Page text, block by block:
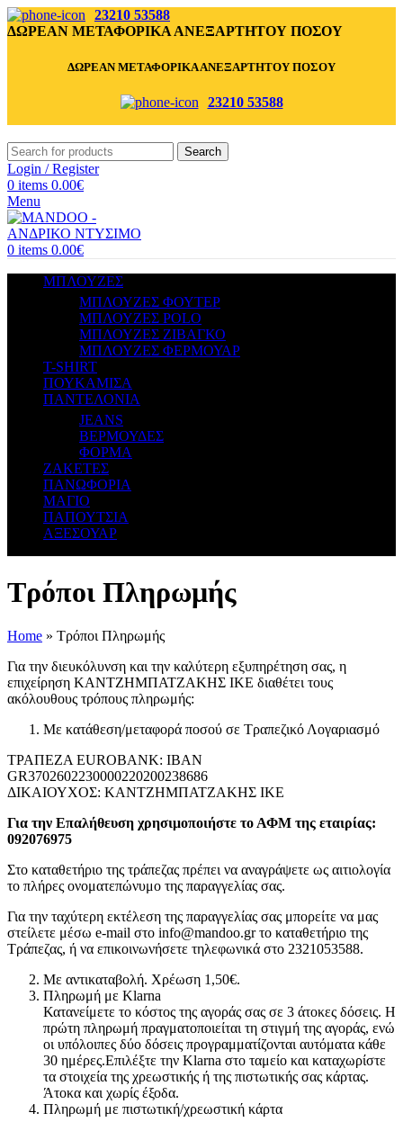
23210 53588
ΔΩΡΕΑΝ ΜΕΤΑΦΟΡΙΚΑ ΑΝΕΞΑΡΤΗΤΟΥ ΠΟΣΟΥ
ΔΩΡΕΑΝ ΜΕΤΑΦΟΡΙΚΑ ΑΝΕΞΑΡΤΗΤΟΥ ΠΟΣΟΥ
23210 53588
Search
Login / Register
0 items 0.00€
Menu
0 items 0.00€
ΜΠΛΟΥΖΕΣ
ΜΠΛΟΥΖΕΣ ΦΟΥΤΕΡ
ΜΠΛΟΥΖΕΣ POLO
ΜΠΛΟΥΖΕΣ ΖΙΒΑΓΚΟ
ΜΠΛΟΥΖΕΣ ΦΕΡΜΟΥΑΡ
T-SHIRT
ΠΟΥΚΑΜΙΣΑ
ΠΑΝΤΕΛΟΝΙΑ
JEANS
ΒΕΡΜΟΥΔΕΣ
ΦΟΡΜΑ
ΖΑΚΕΤΕΣ
ΠΑΝΩΦΟΡΙΑ
ΜΑΓΙΟ
ΠΑΠΟΥΤΣΙΑ
ΑΞΕΣΟΥΑΡ
Τρόποι Πληρωμής
Home » Τρόποι Πληρωμής
Για την διευκόλυνση και την καλύτερη εξυπηρέτηση σας, η
επιχείρηση ΚΑΝΤΖΗΜΠΑΤΖΑΚΗΣ ΙΚΕ διαθέτει τους
ακόλουθους τρόπους πληρωμής:
Με κατάθεση/μεταφορά ποσού σε Τραπεζικό Λογαριασμό
ΤΡΑΠΕΖΑ EUROBANK: IBAN
GR3702602230000220200238686
ΔΙΚΑΙΟΥΧΟΣ: ΚΑΝΤΖΗΜΠΑΤΖΑΚΗΣ ΙΚΕ
Για την Επαλήθευση χρησιμοποιήστε το ΑΦΜ της εταιρίας:
092076975
Στο καταθετήριο της τράπεζας πρέπει να αναγράψετε ως αιτιολογία
το πλήρες ονοματεπώνυμο της παραγγελίας σας.
Για την ταχύτερη εκτέλεση της παραγγελίας σας μπορείτε να μας
στείλετε μέσω e-mail στο info@mandoo.gr τo καταθετήριο της
Τράπεζας, ή να επικοινωνήσετε τηλεφωνικά στο 2321053588.
Με αντικαταβολή. Χρέωση 1,50€.
Πληρωμή με Klarna
Κατανείμετε το κόστος της αγοράς σας σε 3 άτοκες δόσεις. Η
πρώτη πληρωμή πραγματοποιείται τη στιγμή της αγοράς, ενώ
οι υπόλοιπες δύο δόσεις προγραμματίζονται αυτόματα κάθε
30 ημέρες.Επιλέξτε την Klarna στο ταμείο και καταχωρίστε
τα στοιχεία της χρεωστικής ή της πιστωτικής σας κάρτας.
Άτοκα και χωρίς έξοδα.
Πληρωμή με πιστωτική/χρεωστική κάρτα